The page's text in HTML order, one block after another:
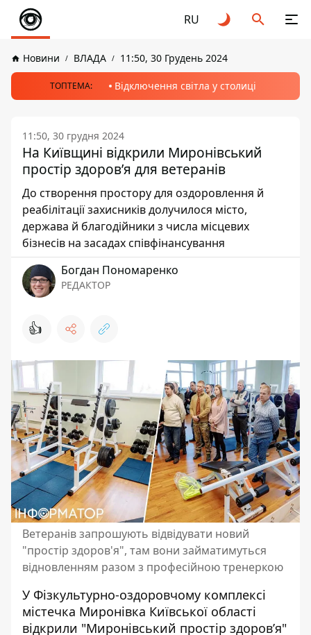
RU
Новини ВЛАДА 11:50, 30 Грудень 2024
ТОПТЕМА: Відключення світла у столиці
11:50, 30 грудня 2024
На Київщині відкрили Миронівський
простір здоров’я для ветеранів
До створення простору для оздоровлення й
реабілітації захисників долучилося місто,
держава й благодійники з числа місцевих
бізнесів на засадах співфінансування
Богдан Пономаренко
РЕДАКТОР
👍
Ветеранів запрошують відвідувати новий
"простір здоров'я", там вони займатимуться
відновленням разом з професійною тренеркою
У Фізкультурно-оздоровчому комплексі
містечка Миронівка Київської області
відкрили "Миронівський простір здоров’я"